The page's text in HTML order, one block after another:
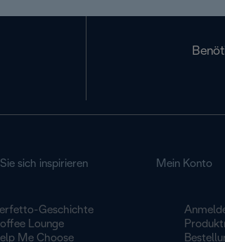
sich inspirieren
Geschichte
Lounge
Me Choose
Mein Konto